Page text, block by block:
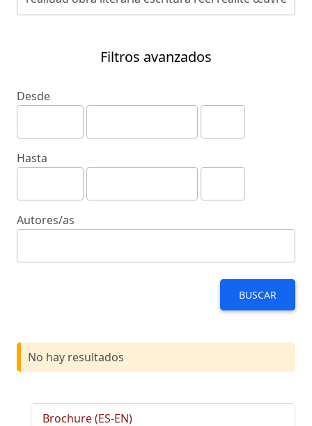
Filtros avanzados
Desde
Hasta
Autores/as
BUSCAR
No hay resultados
Brochure (ES-EN)